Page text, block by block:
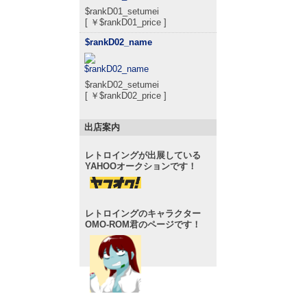
$rankD01_setumei
[ ￥$rankD01_price ]
$rankD02_name
$rankD02_setumei
[ ￥$rankD02_price ]
出店案内
レトロイングが出展している
YAHOOオークションです！
レトロイングのキャラクター
OMO-ROM君のページです！